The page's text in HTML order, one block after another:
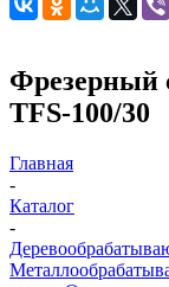
Фрезерный
TFS-100/30
Главная
-
Каталог
-